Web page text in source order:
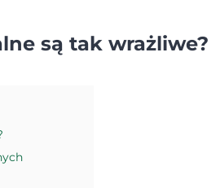
są tak wrażliwe?